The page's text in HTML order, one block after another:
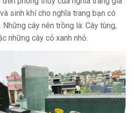
sinh khí cho nghĩa trang bạn có
cây nên trồng là: Cây tùng,
những cây cỏ xanh nhỏ.